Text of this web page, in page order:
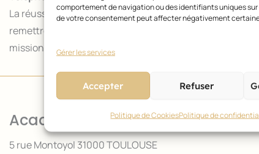
comportement de navigation ou des identifiants uniques
de votre consentement peut affecter négativement
Gérer les services
Accepter Refuser
Politique de CookiesPolitique de
La réussite, ça ne s'improvise pas...A une époque où
remettre en question et se former continuellement
mission de développer vos performances : lieu
Académie Coiffure
5 rue Montoyol 31000 TOULOUSE